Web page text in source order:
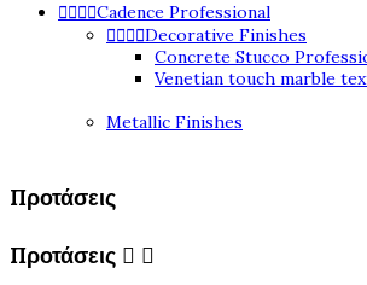
   Cadence Professional
   Decorative Finishes
Concrete Stucco
Venetian touch marble
Metallic Finishes
Προτάσεις
Προτάσεις  